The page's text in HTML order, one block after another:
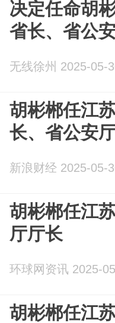
决定任命胡
省长、省公
无线徐州 2025-05-
胡彬郴任江
长、省公安
新浪财经 2025-05-
胡彬郴任江
厅厅长
环球网资讯 2025-
胡彬郴任江